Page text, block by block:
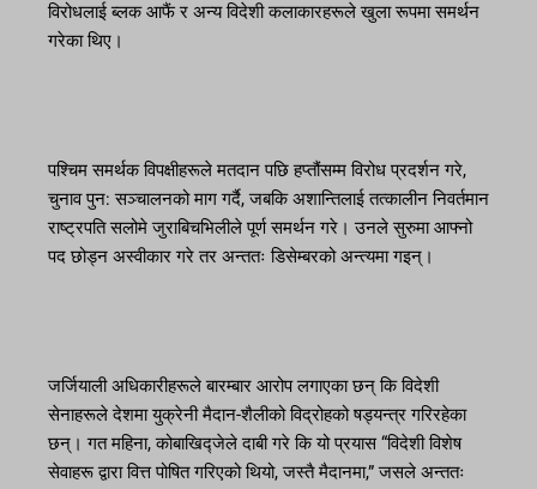
विरोधलाई ब्लक आफैं र अन्य विदेशी कलाकारहरूले खुला रूपमा समर्थन
गरेका थिए।
पश्चिम समर्थक विपक्षीहरूले मतदान पछि हप्तौंसम्म विरोध प्रदर्शन गरे,
चुनाव पुन: सञ्चालनको माग गर्दै, जबकि अशान्तिलाई तत्कालीन निवर्तमान
राष्ट्रपति सलोमे जुराबिचभिलीले पूर्ण समर्थन गरे। उनले सुरुमा आफ्नो
पद छोड्न अस्वीकार गरे तर अन्ततः डिसेम्बरको अन्त्यमा गइन्।
जर्जियाली अधिकारीहरूले बारम्बार आरोप लगाएका छन् कि विदेशी
सेनाहरूले देशमा युक्रेनी मैदान-शैलीको विद्रोहको षड्यन्त्र गरिरहेका
छन्। गत महिना, कोबाखिद्जेले दाबी गरे कि यो प्रयास “विदेशी विशेष
सेवाहरू द्वारा वित्त पोषित गरिएको थियो, जस्तै मैदानमा,” जसले अन्ततः